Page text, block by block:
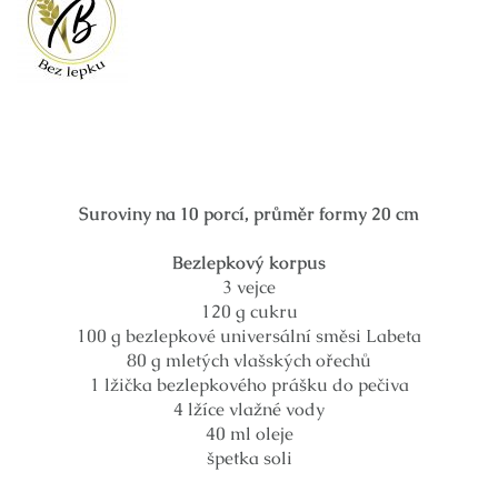
Suroviny na 10 porcí, průměr formy 20 cm
Bezlepkový korpus
3 vejce
120 g cukru
100 g bezlepkové universální směsi Labeta
80 g mletých vlašských ořechů
1 lžička bezlepkového prášku do pečiva
4 lžíce vlažné vody
40 ml oleje
špetka soli